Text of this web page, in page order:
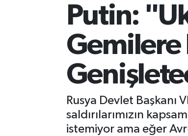
Putin:
Gemilere
Rusya Devlet
saldırılarımızın
istemiyor ama eğer
Tüm Manşetler
Son Dakika Haberleri
Haber Arşivi